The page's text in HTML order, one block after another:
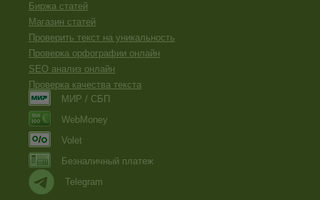
Биржа статей
Магазин статей
Проверить текст на уникальность
Проверка орфографии онлайн
SEO анализ онлайн
Проверка качества текста
МИР / СБП
WebMoney
Volet
Безналичный платеж
Telegram